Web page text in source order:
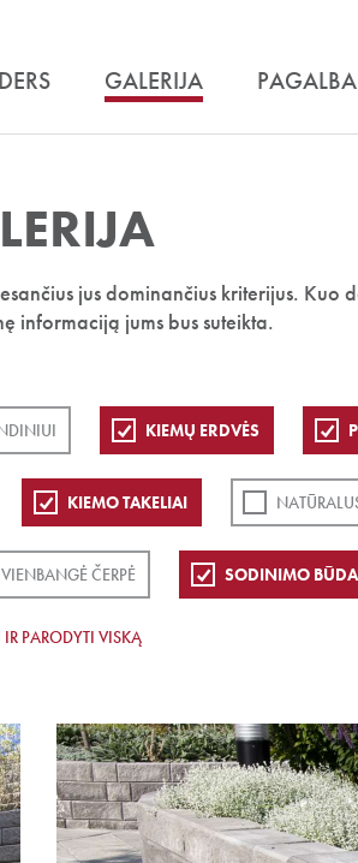
GALERIJA PAGALBA
jus dominančius kriterijus. Kuo
informaciją jums bus suteikta.
KIEMŲ ERDVĖS
KIEMO TAKELIAI
ČERPĖ SODINIMO
IR PARODYTI VISKĄ